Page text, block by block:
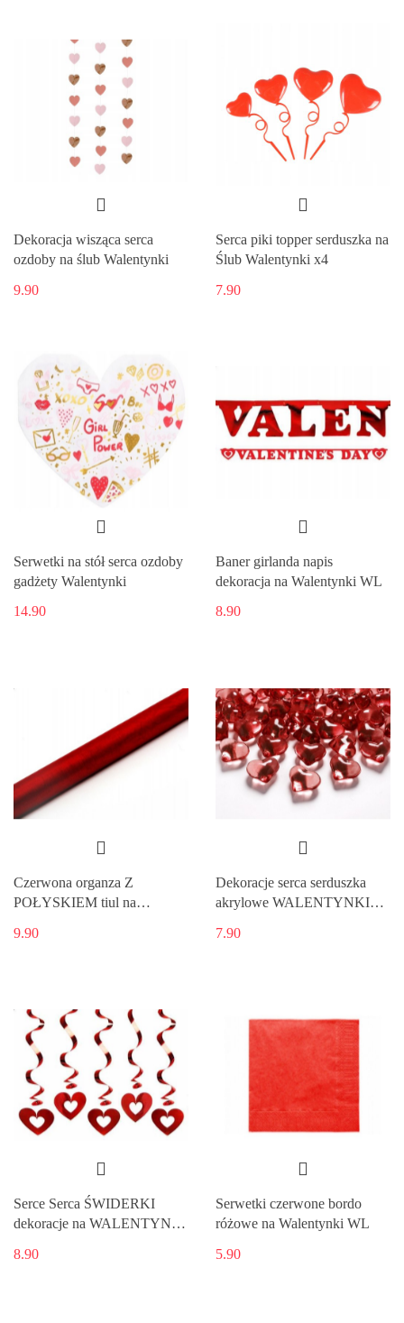
Dekoracja wisząca serca
ozdoby na ślub Walentynki
9.90
Serca piki topper serduszka na
Ślub Walentynki x4
7.90
Serwetki na stół serca ozdoby
gadżety Walentynki
14.90
Baner girlanda napis
dekoracja na Walentynki WL
8.90
Czerwona organza Z
POŁYSKIEM tiul na
9.90
Dekoracje serca serduszka
akrylowe WALENTYNKI
7.90
Serce Serca ŚWIDERKI
dekoracje na WALENTYNKI
8.90
Serwetki czerwone bordo
różowe na Walentynki WL
5.90